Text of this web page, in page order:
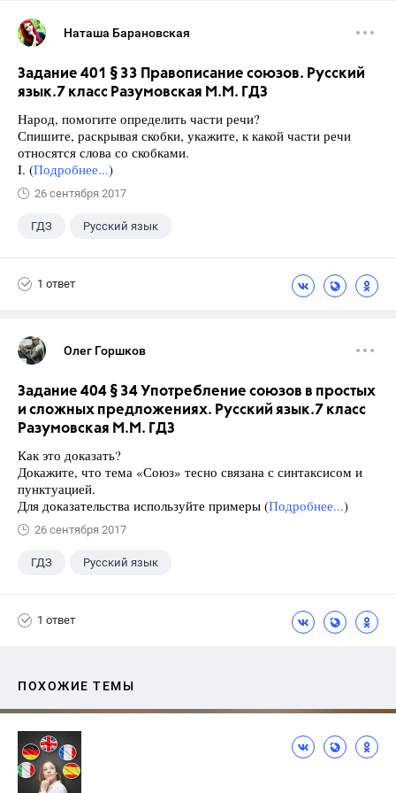
Наташа Барановская
Задание 401 § 33 Правописание союзов. Русский
язык.7 класс Разумовская М.М. ГДЗ
Народ, помогите определить части речи?
Спишите, раскрывая скобки, укажите, к какой части речи
относятся слова со скобками.
I. (Подробнее...)
26 сентября 2017
ГДЗ Русский язык
1 ответ
Олег Горшков
Задание 404 § 34 Употребление союзов в простых
и сложных предложениях. Русский язык.7 класс
Разумовская М.М. ГДЗ
Как это доказать?
Докажите, что тема «Союз» тесно связана с синтаксисом и
пунктуацией.
Для доказательства используйте примеры (Подробнее...)
26 сентября 2017
ГДЗ Русский язык
1 ответ
ПОХОЖИЕ ТЕМЫ